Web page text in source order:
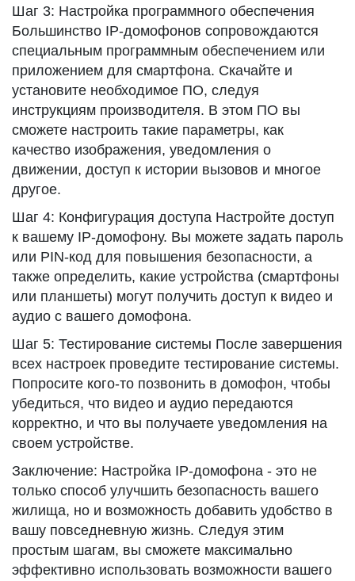
Шаг 3: Настройка программного обеспечения
Большинство IP-домофонов сопровождаются
специальным программным обеспечением или
приложением для смартфона. Скачайте и
установите необходимое ПО, следуя
инструкциям производителя. В этом ПО вы
сможете настроить такие параметры, как
качество изображения, уведомления о
движении, доступ к истории вызовов и многое
другое.
Шаг 4: Конфигурация доступа Настройте доступ
к вашему IP-домофону. Вы можете задать пароль
или PIN-код для повышения безопасности, а
также определить, какие устройства (смартфоны
или планшеты) могут получить доступ к видео и
аудио с вашего домофона.
Шаг 5: Тестирование системы После завершения
всех настроек проведите тестирование системы.
Попросите кого-то позвонить в домофон, чтобы
убедиться, что видео и аудио передаются
корректно, и что вы получаете уведомления на
своем устройстве.
Заключение: Настройка IP-домофона - это не
только способ улучшить безопасность вашего
жилища, но и возможность добавить удобство в
вашу повседневную жизнь. Следуя этим
простым шагам, вы сможете максимально
эффективно использовать возможности вашего